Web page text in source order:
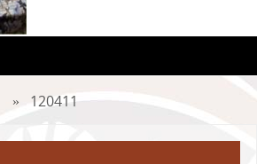
» 120411